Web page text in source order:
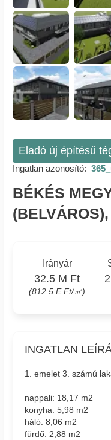
Eladó új építésű
Ingatlan azonosító:
BÉKÉS
Irányár
32.5 M Ft
(812.5 E Ft/㎡)
INGATLAN
1. emelet 3. számú
nappali: 18,17 m2
konyha: 5,98 m2
háló: 8,06 m2
fürdő: 2,88 m2